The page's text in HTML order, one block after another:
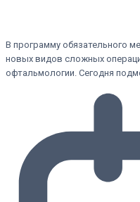
В программу обязательного
новых видов сложных
офтальмологии. Сегодня